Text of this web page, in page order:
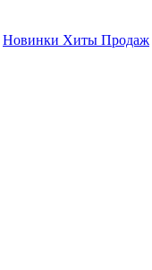
Новинки Хиты Продаж